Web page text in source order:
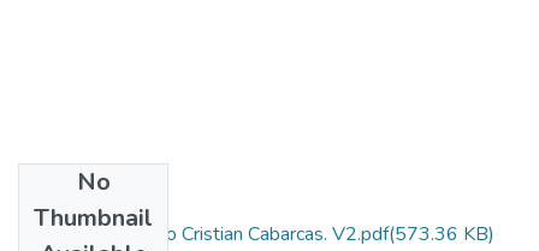
No
Thumbnail
Proyecto de Grado Cristian Cabarcas. V2.pdf(573.36 KB)